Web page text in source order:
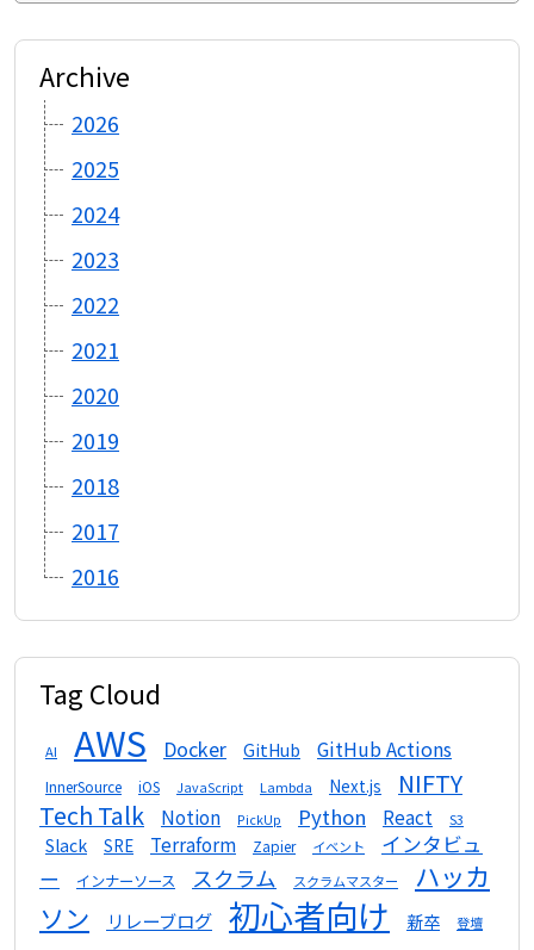
Archive
2026
2025
2024
2023
2022
2021
2020
2019
2018
2017
2016
Tag Cloud
AI AWS Docker GitHub GitHub Actions
InnerSource iOS JavaScript Lambda Next.js
NIFTY
Tech Talk
Notion PickUp Python React S3
Slack SRE Terraform Zapier イベント
インタビュ
ー
インナーソース スクラム スクラムマスター
ハッカ
ソン
リレーブログ 初心者向け 新卒 登壇